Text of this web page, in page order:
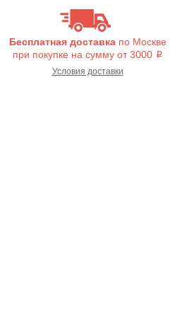
Бесплатная доставкапо Москве
при покупке на сумму от 3000 i
Условия доставки